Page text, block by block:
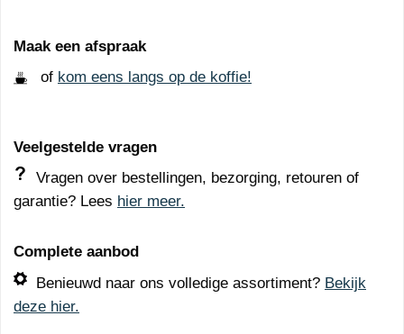
Maak een afspraak
of kom eens langs op de koffie!
Veelgestelde vragen
Vragen over bestellingen, bezorging, retouren of
garantie? Lees hier meer.
Complete aanbod
Benieuwd naar ons volledige assortiment? Bekijk
deze hier.